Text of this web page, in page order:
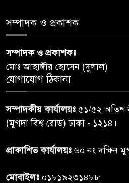
৫
ঝড়বৃষ্টির
৬
অনুশ্রীর,
উপহার
৭
২০ আগস্ট
সম্পাদক ও প্রকাশক
সম্পাদক ও প্রকাশকঃ
মোঃ জাহাঙ্গীর হোসেন (দুলাল)
যোগাযোগ ঠিকানা
সম্পাদকীয় কার্যালয়ঃ ৫১/৫২ অতিশ
(মুগদা বিশ্ব রোড) ঢাকা - ১২১৪।
প্রাকাশিত কার্যালয়ঃ৬০ নং দক্ষিন
মোবাইলঃ ০১৮১৯২৩১৪৮৮